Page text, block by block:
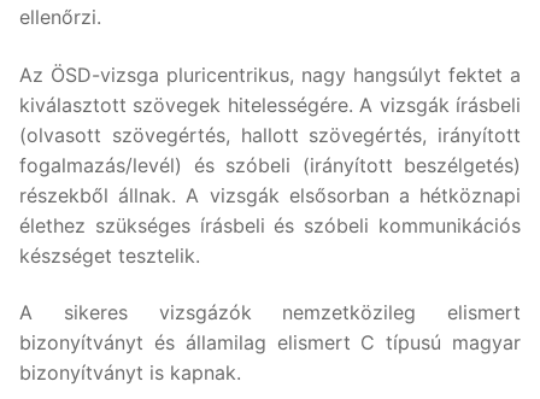
ellenőrzi.
Az ÖSD-vizsga pluricentrikus, nagy hangsúlyt fektet a
kiválasztott szövegek hitelességére. A vizsgák írásbeli
(olvasott szövegértés, hallott szövegértés, irányított
fogalmazás/levél) és szóbeli (irányított beszélgetés)
részekből állnak. A vizsgák elsősorban a hétköznapi
élethez szükséges írásbeli és szóbeli kommunikációs
készséget tesztelik.
A sikeres vizsgázók nemzetközileg elismert
bizonyítványt és államilag elismert C típusú magyar
bizonyítványt is kapnak.